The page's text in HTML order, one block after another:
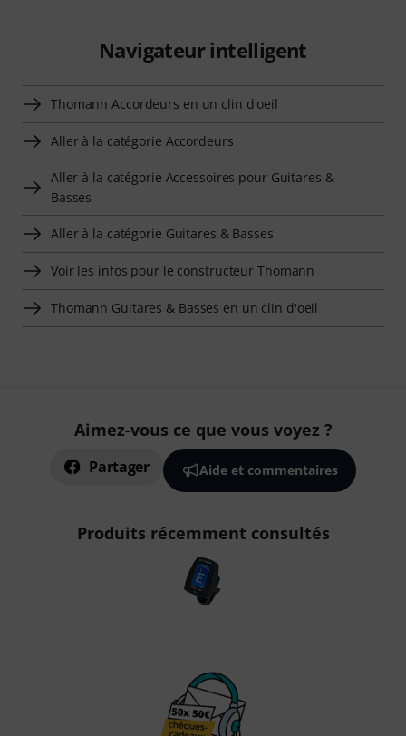
Navigateur intelligent
Thomann Accordeurs en un clin d'oeil
Aller à la catégorie Accordeurs
Aller à la catégorie Accessoires pour Guitares &
Basses
Aller à la catégorie Guitares & Basses
Voir les infos pour le constructeur Thomann
Thomann Guitares & Basses en un clin d'oeil
Aimez-vous ce que vous voyez ?
Partager Aide et commentaires
Produits récemment consultés